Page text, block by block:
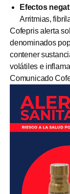
Efectos
Arritmias,
Cofepris alerta
denominados
contener
volátiles e
Comunicado